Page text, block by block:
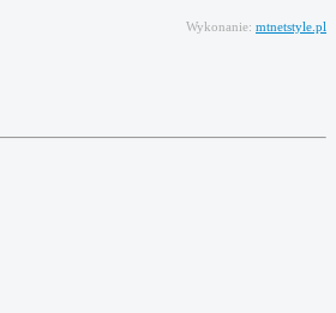
Wykonanie: mtnetstyle.pl